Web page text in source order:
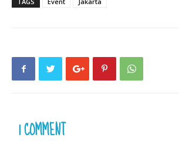
1 COMMENT